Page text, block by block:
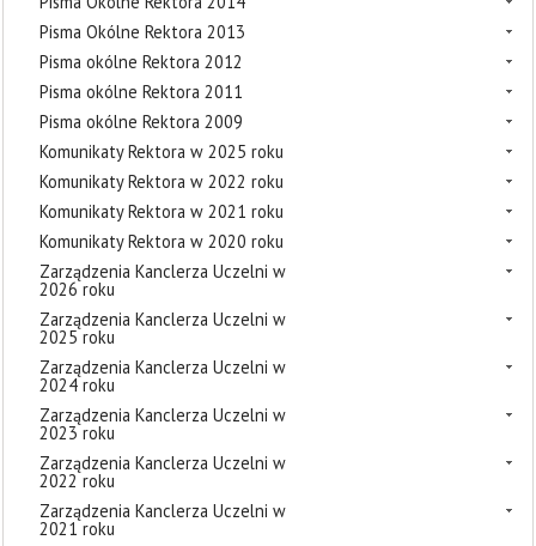
Pisma Okólne Rektora 2013
Pisma okólne Rektora 2012
Pisma okólne Rektora 2011
Pisma okólne Rektora 2009
Komunikaty Rektora w 2025 roku
Komunikaty Rektora w 2022 roku
Komunikaty Rektora w 2021 roku
Komunikaty Rektora w 2020 roku
Zarządzenia Kanclerza Uczelni w
2026 roku
Zarządzenia Kanclerza Uczelni w
2025 roku
Zarządzenia Kanclerza Uczelni w
2024 roku
Zarządzenia Kanclerza Uczelni w
2023 roku
Zarządzenia Kanclerza Uczelni w
2022 roku
Zarządzenia Kanclerza Uczelni w
2021 roku